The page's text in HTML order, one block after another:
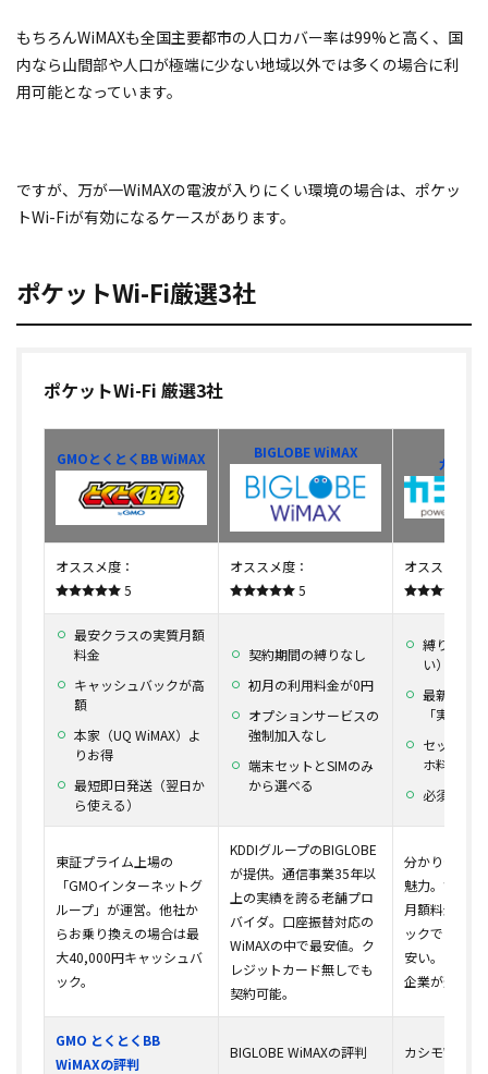
もちろんWiMAXも全国主要都市の人口カバー率は99%と高く、国
内なら山間部や人口が極端に少ない地域以外では多くの場合に利
用可能となっています。
ですが、万が一WiMAXの電波が入りにくい環境の場合は、ポケッ
トWi-Fiが有効になるケースがあります。
ポケットWi-Fi厳選3社
ポケットWi-Fi 厳選3社
GMOとくとくBB WiMAX BIGLOBE WiMAX
カシモ
オススメ度：
5
オススメ度：
5
オススメ度：
最安クラスの実質月額
料金
キャッシュバックが高
額
本家（UQ WiMAX）よ
りお得
最短即日発送（翌日か
ら使える）
契約期間の縛りなし
初月の利用料金が0円
オプションサービスの
強制加入なし
端末セットとSIMのみ
から選べる
縛りなし
い）
最新ルー
「実質」
セット割
ホ料金が
必須オプ
東証プライム上場の
「GMOインターネットグ
ループ」が運営。他社か
らお乗り換えの場合は最
大40,000円キャッシュバ
ック。
KDDIグループのBIGLOBE
が提供。通信事業35年以
上の実績を誇る老舗プロ
バイダ。口座振替対応の
WiMAXの中で最安値。ク
レジットカード無しでも
契約可能。
分かりやすい
魅力。ずっと
月額料金。キ
ックではなく
安い。東証プ
企業が運営。
GMO とくとくBB
WiMAXの評判
BIGLOBE WiMAXの評判 カシモ